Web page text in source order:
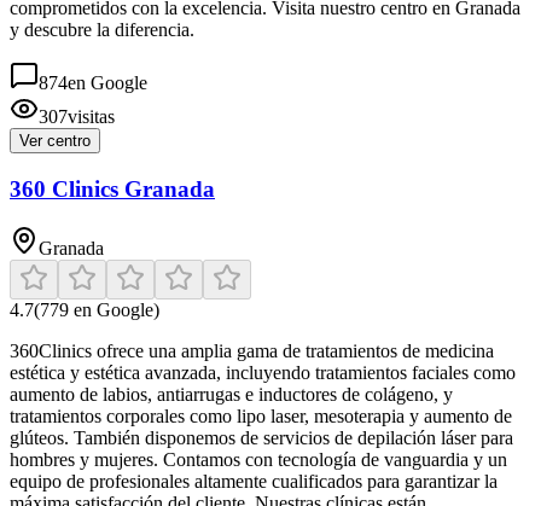
comprometidos con la excelencia. Visita nuestro centro en Granada
y descubre la diferencia.
874en Google
307visitas
Ver centro
360 Clinics Granada
Granada
4.7(779 en Google)
360Clinics ofrece una amplia gama de tratamientos de medicina
estética y estética avanzada, incluyendo tratamientos faciales como
aumento de labios, antiarrugas e inductores de colágeno, y
tratamientos corporales como lipo laser, mesoterapia y aumento de
glúteos. También disponemos de servicios de depilación láser para
hombres y mujeres. Contamos con tecnología de vanguardia y un
equipo de profesionales altamente cualificados para garantizar la